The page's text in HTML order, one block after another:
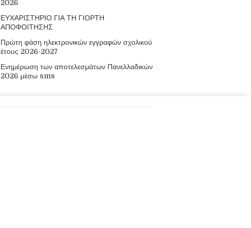
2026
ΕΥΧΑΡΙΣΤΗΡΙΟ ΓΙΑ ΤΗ ΓΙΟΡΤΗ
ΑΠΟΦΟΙΤΗΣΗΣ
Πρώτη φάση ηλεκτρονικών εγγραφών σχολικού
έτους 2026-2027
Ενημέρωση των αποτελεσμάτων Πανελλαδικών
2026 μέσω sms